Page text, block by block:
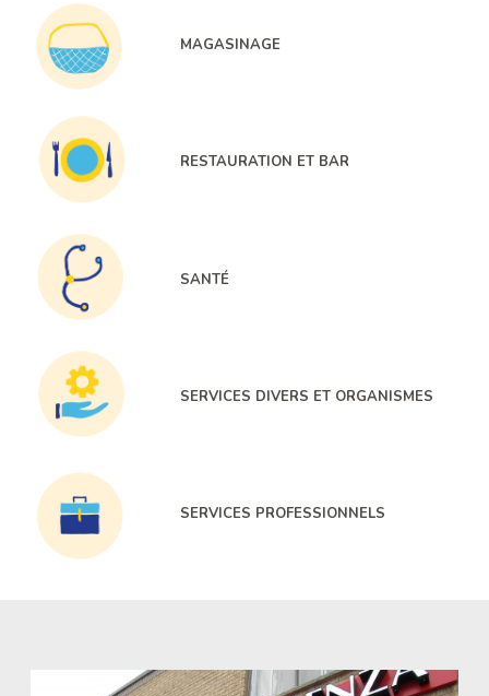
MAGASINAGE
RESTAURATION ET BAR
SANTÉ
SERVICES DIVERS ET ORGANISMES
SERVICES PROFESSIONNELS